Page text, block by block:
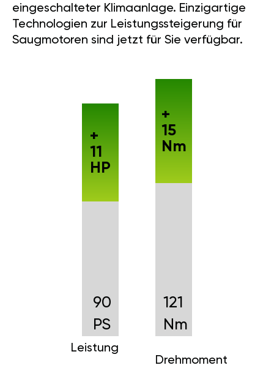
eingeschalteter Klimaanlage. Einzigartige
Technologien zur Leistungssteigerung für
Saugmotoren sind jetzt für Sie verfügbar.
90
PS
Leistung
+
11
HP
121
Nm
Drehmoment
+
15
Nm